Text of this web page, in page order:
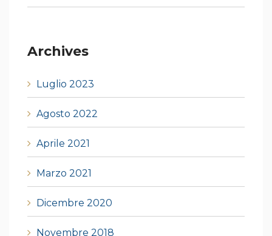
Archives
Luglio 2023
Agosto 2022
Aprile 2021
Marzo 2021
Dicembre 2020
Novembre 2018